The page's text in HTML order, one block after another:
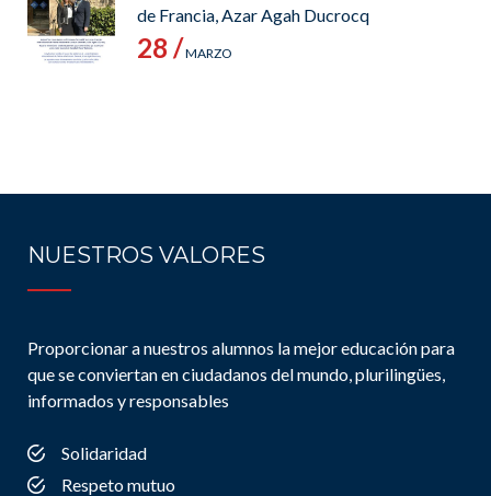
de Francia, Azar Agah Ducrocq
28 /MARZO
NUESTROS VALORES
Proporcionar a nuestros alumnos la mejor educación para
que se conviertan en ciudadanos del mundo, plurilingües,
informados y responsables
Solidaridad
Respeto mutuo